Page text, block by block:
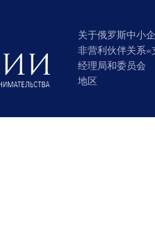
关于俄罗斯中小
非营利伙伴关系«
经理局和委员会
地区